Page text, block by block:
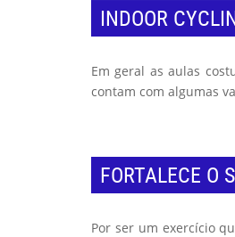
INDOOR
Em geral as aulas
contam com algumas
FORTALECE O
Por ser um exercício